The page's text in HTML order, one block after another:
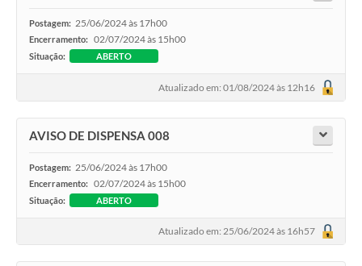
Postagem: 25/06/2024 às 17h00
Encerramento: 02/07/2024 às 15h00
Situação: ABERTO
Atualizado em: 01/08/2024 às 12h16
AVISO DE DISPENSA 008
Postagem: 25/06/2024 às 17h00
Encerramento: 02/07/2024 às 15h00
Situação: ABERTO
Atualizado em: 25/06/2024 às 16h57